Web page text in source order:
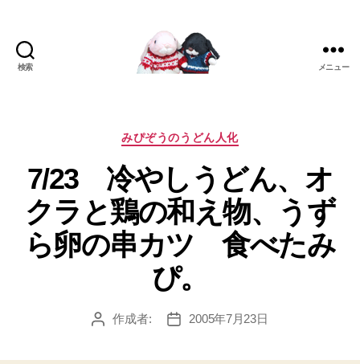
検索
ぴ
Blog
メニュー
カ
リ
ー
みぴぞうのうどん人化
7/23 冷やしうどん、オ
クラと鶏の和え物、うず
ら卵の串カツ 食べたみ
ぴ。
投
作成者:
投
2005年7月23日